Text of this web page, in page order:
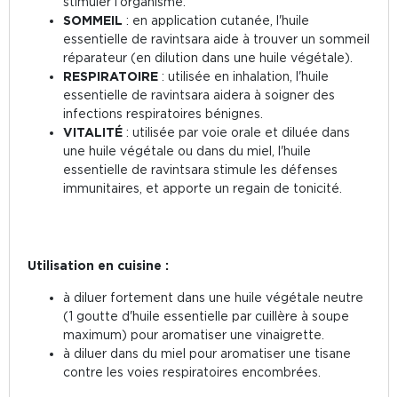
SOMMEIL : en application cutanée, l'huile
essentielle de ravintsara aide à trouver un sommeil
réparateur (en dilution dans une huile végétale).
RESPIRATOIRE : utilisée en inhalation, l'huile
essentielle de ravintsara aidera à soigner des
infections respiratoires bénignes.
VITALITÉ : utilisée par voie orale et diluée dans
une huile végétale ou dans du miel, l'huile
essentielle de ravintsara stimule les défenses
immunitaires, et apporte un regain de tonicité.
Utilisation en cuisine :
à diluer fortement dans une huile végétale neutre
(1 goutte d'huile essentielle par cuillère à soupe
maximum) pour aromatiser une vinaigrette.
à diluer dans du miel pour aromatiser une tisane
contre les voies respiratoires encombrées.